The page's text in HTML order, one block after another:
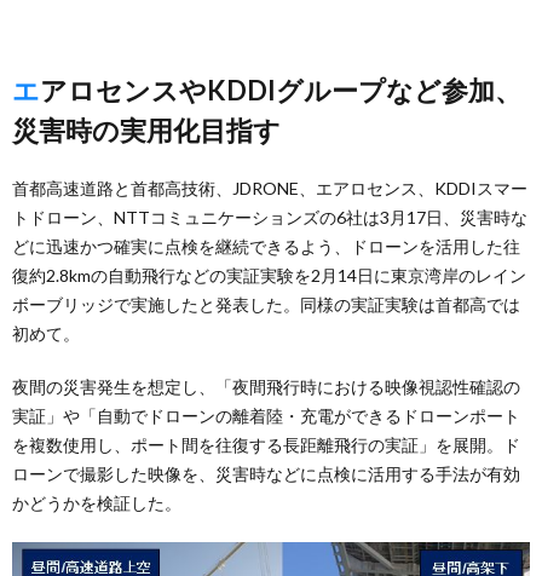
エアロセンスやKDDIグループなど参加、
災害時の実用化目指す
首都高速道路と首都高技術、JDRONE、エアロセンス、KDDIスマー
トドローン、NTTコミュニケーションズの6社は3月17日、災害時な
どに迅速かつ確実に点検を継続できるよう、ドローンを活用した往
復約2.8kmの自動飛行などの実証実験を2月14日に東京湾岸のレイン
ボーブリッジで実施したと発表した。同様の実証実験は首都高では
初めて。
夜間の災害発生を想定し、「夜間飛行時における映像視認性確認の
実証」や「自動でドローンの離着陸・充電ができるドローンポート
を複数使用し、ポート間を往復する長距離飛行の実証」を展開。ド
ローンで撮影した映像を、災害時などに点検に活用する手法が有効
かどうかを検証した。